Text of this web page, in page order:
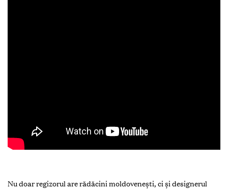
Nu doar regizorul are rădăcini moldovenești, ci și designerul